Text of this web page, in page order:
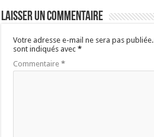
Laisser un commentaire
Votre adresse e-mail ne sera pas publiée.
sont indiqués avec*
Commentaire*